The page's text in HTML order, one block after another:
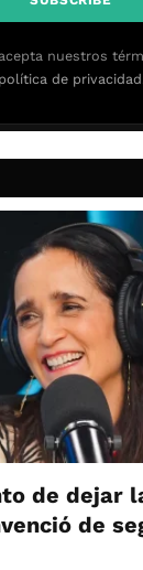
nuestros
política de
de dejar
de